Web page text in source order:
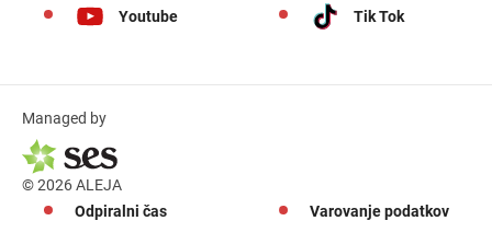
Youtube Tik Tok
Managed by
© 2026 ALEJA
Odpiralni čas
Varovanje podatkov